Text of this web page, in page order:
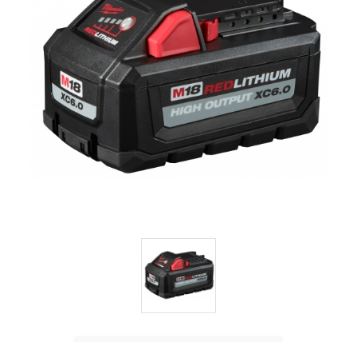
ENTREPRISE
CONTACT
English